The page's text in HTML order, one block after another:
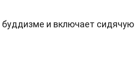
буддизме и включает сидячую